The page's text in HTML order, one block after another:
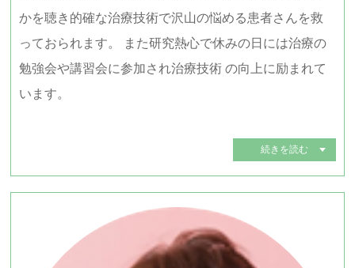
かを聴き的確な治療技術で沢山の悩める患者さんを救
っておられます。 また研究熱心で休みの日には治療の
勉強会や講習会に参加され治療技術 の向上に励まれて
います。